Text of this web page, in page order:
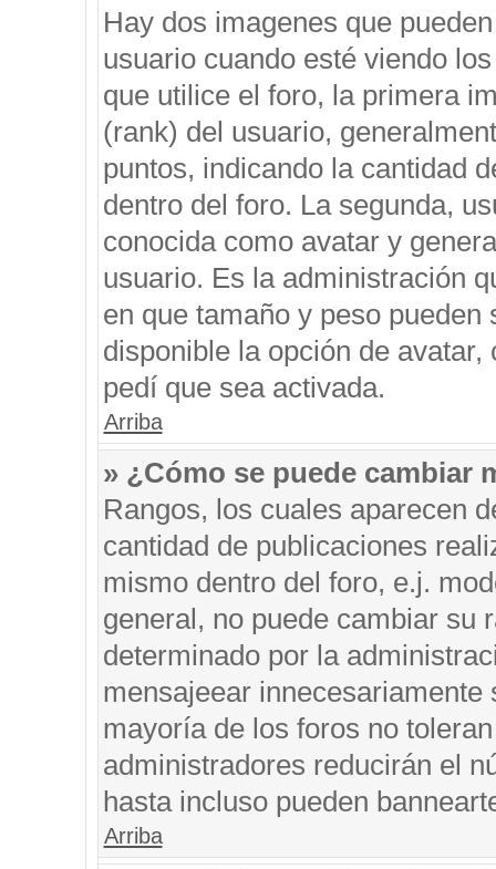
Hay dos imagenes que
usuario cuando esté viendo
que utilice el foro, la primera
(rank) del usuario,
puntos, indicando la cantidad
dentro del foro. La segunda,
conocida como avatar y
usuario. Es la administración
en que tamaño y peso
disponible la opción de
pedí que sea activada.
Arriba
» ¿Cómo se puede cambiar
Rangos, los cuales aparecen
cantidad de publicaciones
mismo dentro del foro, e.j.
general, no puede cambiar su
determinado por la
mensajeear
mayoría de los foros no
administradores reducirán el
hasta incluso pueden
Arriba